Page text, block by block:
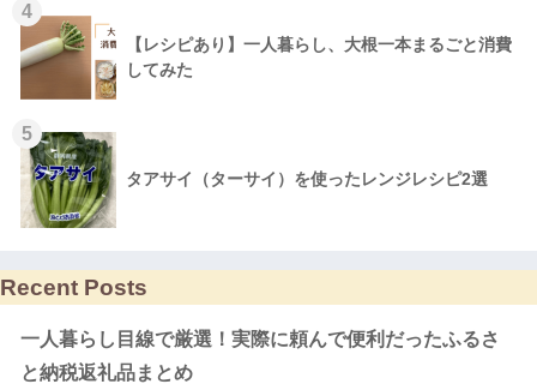
4
【レシピあり】一人暮らし、大根一本まるごと消費
してみた
5
タアサイ（ターサイ）を使ったレンジレシピ2選
Recent Posts
一人暮らし目線で厳選！実際に頼んで便利だったふるさ
と納税返礼品まとめ